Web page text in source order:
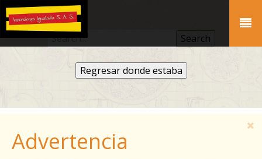
Regresar donde estaba
Advertencia